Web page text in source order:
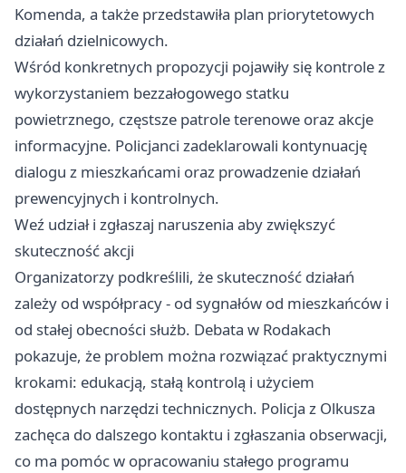
Komenda, a także przedstawiła plan priorytetowych
działań dzielnicowych.
Wśród konkretnych propozycji pojawiły się kontrole z
wykorzystaniem bezzałogowego statku
powietrznego, częstsze patrole terenowe oraz akcje
informacyjne. Policjanci zadeklarowali kontynuację
dialogu z mieszkańcami oraz prowadzenie działań
prewencyjnych i kontrolnych.
Weź udział i zgłaszaj naruszenia aby zwiększyć
skuteczność akcji
Organizatorzy podkreślili, że skuteczność działań
zależy od współpracy - od sygnałów od mieszkańców i
od stałej obecności służb. Debata w Rodakach
pokazuje, że problem można rozwiązać praktycznymi
krokami: edukacją, stałą kontrolą i użyciem
dostępnych narzędzi technicznych. Policja z Olkusza
zachęca do dalszego kontaktu i zgłaszania obserwacji,
co ma pomóc w opracowaniu stałego programu